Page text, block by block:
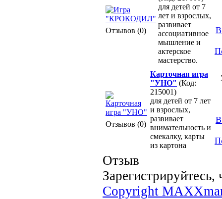
Отзывов (0)
для детей от 7
лет и взрослых,
развивает
ассоциативное
мышление и
актерское
мастерство.
В
Отзывов (0)
Карточная игра
"УНО" (Код:
215001)
для детей от 7 лет
и взрослых,
развивает
внимательность и
смекалку, карты
из картона
В
Отзыв
Copyright